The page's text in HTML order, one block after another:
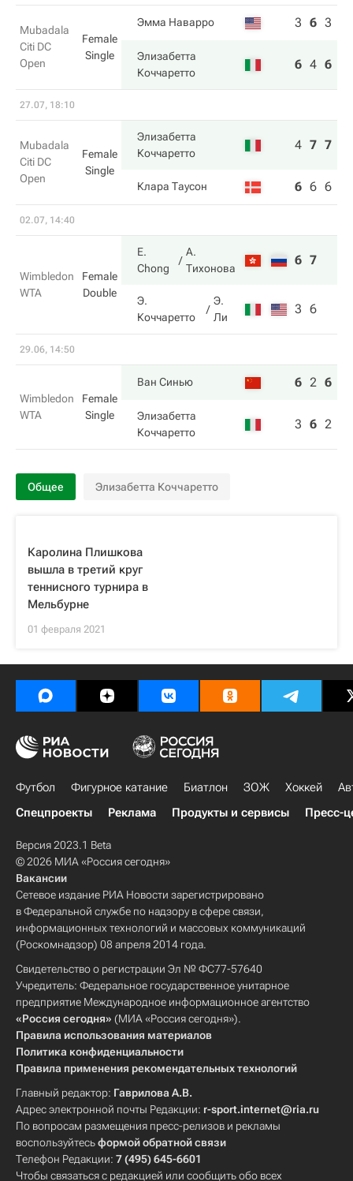
Mubadala
Citi DC
Open
Female
Single
Эмма Наварро 3 6 3
Элизабетта
Коччаретто
6 4 6
27.07, 18:10
Mubadala
Citi DC
Open
Female
Single
Элизабетта
Коччаретто
4 7 7
Клара Таусон 6 6 6
02.07, 14:40
Wimbledon
WTA
Female
Double
E.
Chong
А.
Тихонова
6 7
Э.
Коччаретто
Э.
Ли
3 6
29.06, 14:50
Wimbledon
WTA
Female
Single
Ван Синью 6 2 6
Элизабетта
Коччаретто
3 6 2
Общее Элизабетта Коччаретто
Каролина Плишкова
вышла в третий круг
теннисного турнира в
Мельбурне
01 февраля 2021
Футбол Фигурное катание Биатлон ЗОЖ Хоккей
Спецпроекты
Реклама Продукты и сервисы Пресс-
Версия 2023.1 Beta
© 2026 МИА «Россия сегодня»
Вакансии
Сетевое издание РИА Новости зарегистрировано
в Федеральной службе по надзору в сфере связи,
информационных технологий и массовых коммуникаций
(Роскомнадзор) 08 апреля 2014 года.
Свидетельство о регистрации Эл № ФС77-57640
Учредитель: Федеральное государственное унитарное
предприятие Международное информационное агентство
«Россия сегодня» (МИА «Россия сегодня»).
Правила использования материалов
Политика конфиденциальности
Правила применения рекомендательных технологий
Главный редактор: Гаврилова А.В.
Адрес электронной почты Редакции: r-sport.internet@ria.ru
По вопросам размещения пресс-релизов и рекламы
воспользуйтесьформой обратной связи
Телефон Редакции: 7 (495) 645-6601
Чтобы связаться с редакцией или сообщить обо всех